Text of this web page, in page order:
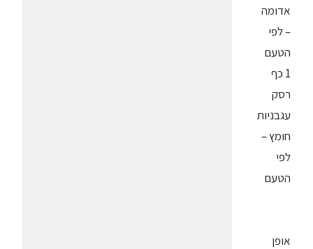
אדומה
– לפי
הטעם
1 כף
רסק
עגבניות
חומץ –
לפי
הטעם
אופן